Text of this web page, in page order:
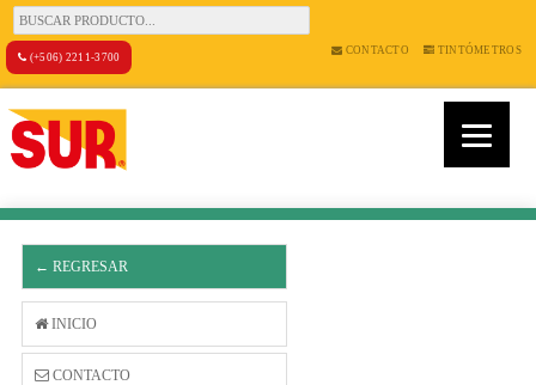
(+506) 2211-3700
CONTACTO TINTÓMETROS
← REGRESAR
INICIO
CONTACTO